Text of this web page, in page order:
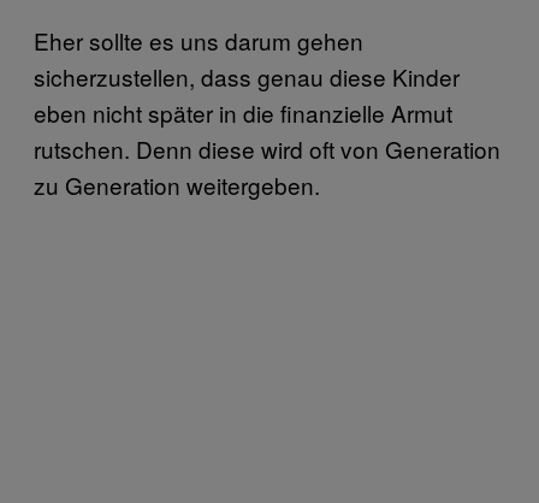
Eher sollte es uns darum gehen
sicherzustellen, dass genau diese Kinder
eben nicht später in die finanzielle Armut
rutschen. Denn diese wird oft von Generation
zu Generation weitergeben.